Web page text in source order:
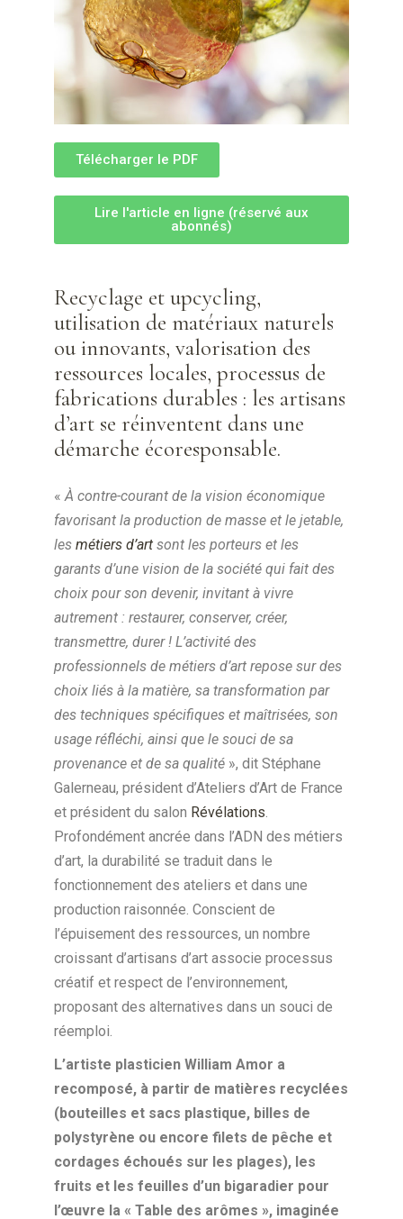
Télécharger le PDF
Lire l'article en ligne (réservé aux
abonnés)
Recyclage et upcycling,
utilisation de matériaux naturels
ou innovants, valorisation des
ressources locales, processus de
fabrications durables : les artisans
d’art se réinventent dans une
démarche écoresponsable.
«À contre-courant de la vision économique
favorisant la production de masse et le jetable,
lesmétiers d’art sont les porteurs et les
garants d’une vision de la société qui fait des
choix pour son devenir, invitant à vivre
autrement : restaurer, conserver, créer,
transmettre, durer ! L’activité des
professionnels de métiers d’art repose sur des
choix liés à la matière, sa transformation par
des techniques spécifiques et maîtrisées, son
usage réfléchi, ainsi que le souci de sa
provenance et de sa qualité », dit Stéphane
Galerneau, président d’Ateliers d’Art de France
et président du salon Révélations
Profondément ancrée dans l’ADN des métiers
d’art, la durabilité se traduit dans le
fonctionnement des ateliers et dans une
production raisonnée. Conscient de
l’épuisement des ressources, un nombre
croissant d’artisans d’art associe processus
créatif et respect de l’environnement,
proposant des alternatives dans un souci de
réemploi.
L’artiste plasticien William Amor a
recomposé, à partir de matières recyclées
(bouteilles et sacs plastique, billes de
polystyrène ou encore filets de pêche et
cordages échoués sur les plages), les
fruits et les feuilles d’un bigaradier pour
l’œuvre la « Table des arômes », imaginée